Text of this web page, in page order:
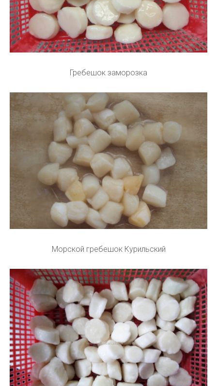
Гребешок заморозка
Морской гребешок Курильский